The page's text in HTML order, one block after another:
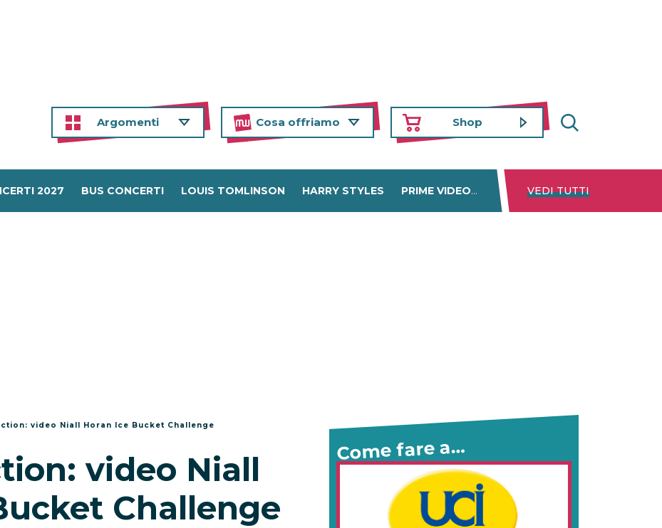
Argomenti Cosa offriamo Shop
2027 BUS CONCERTI LOUIS TOMLINSON HARRY STYLES PRIME VIDEO DISNEY+ NETFLIX
VEDI TUTTI
video Niall Horan Ice Bucket Challenge
video Niall
Challenge
Come fare a…